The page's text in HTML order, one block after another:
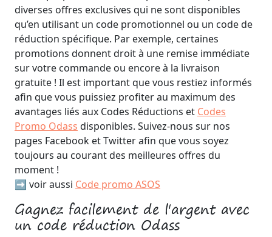
diverses offres exclusives qui ne sont disponibles
qu’en utilisant un code promotionnel ou un code de
réduction spécifique. Par exemple, certaines
promotions donnent droit à une remise immédiate
sur votre commande ou encore à la livraison
gratuite ! Il est important que vous restiez informés
afin que vous puissiez profiter au maximum des
avantages liés aux Codes Réductions et Codes
Promo Odass disponibles. Suivez-nous sur nos
pages Facebook et Twitter afin que vous soyez
toujours au courant des meilleures offres du
moment !
➡️ voir aussi Code promo ASOS
Gagnez facilement de l'argent avec
un code réduction Odass